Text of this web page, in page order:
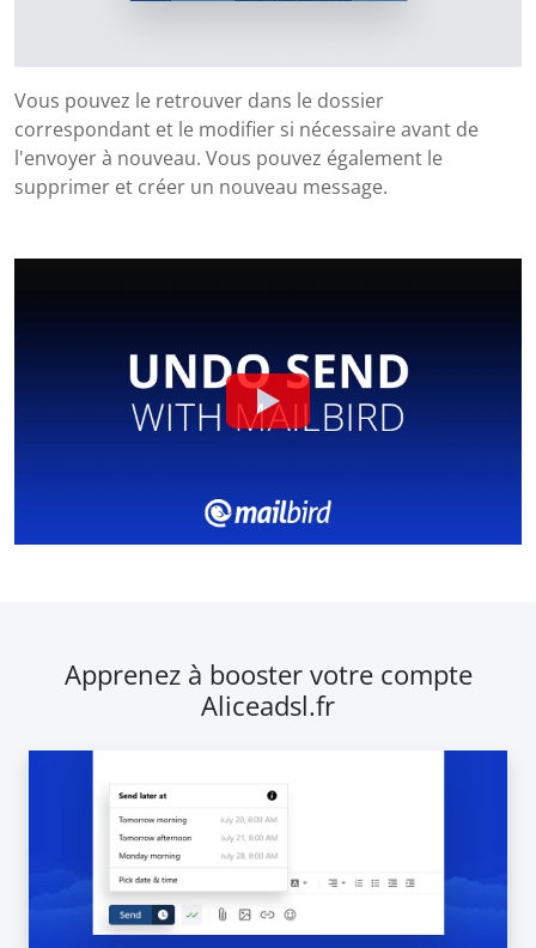
Vous pouvez le retrouver dans le dossier
correspondant et le modifier si nécessaire avant de
l'envoyer à nouveau. Vous pouvez également le
supprimer et créer un nouveau message.
Apprenez à booster votre compte
Aliceadsl.fr